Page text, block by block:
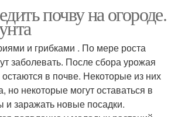
почву на огороде.
и грибками . По мере роста
заболевать. После сбора урожая
остаются в почве. Некоторые из них
но некоторые могут оставаться в
и заражать новые посадки.